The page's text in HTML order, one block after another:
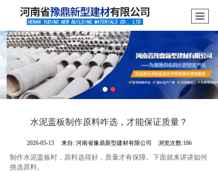
水泥盖板制作原料咋选，才能保证质量？
2026-05-13 来自: 河南省豫鼎新型建材有限公司 浏览次数:186
制作水泥盖板时，原料选得好，质量才有保障。下面就来讲讲如何
挑选原料。